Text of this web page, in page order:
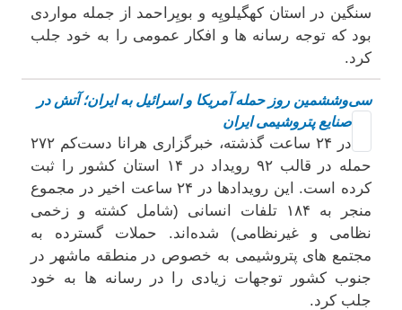
سنگین در استان کهگیلویِه و بویِراحمد از جمله مواردی
بود که توجه رسانه ها و افکار عمومی را به خود جلب
کرد.
سی‌وششمین روز حمله آمریکا و اسرائیل به ایران؛ آتش در
صنایع پتروشیمی ایران
در ۲۴ ساعت گذشته، خبرگزاری هرانا دست‌کم ۲۷۲
حمله در قالب ۹۲ رویداد در ۱۴ استان کشور را ثبت
کرده است. این رویدادها در ۲۴ ساعت اخیر در مجموع
منجر به ۱۸۴ تلفات انسانی (شامل کشته و زخمی
نظامی و غیرنظامی) شده‌اند. حملات گسترده به
مجتمع های پتروشیمی به خصوص در منطقه ماشهر در
جنوب کشور توجهات زیادی را در رسانه ها به خود
جلب کرد.